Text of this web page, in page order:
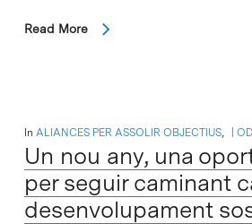
Read More
In ALIANCES PER ASSOLIR OBJECTIUS,
Un nou any, una
per seguir caminant
desenvolupament